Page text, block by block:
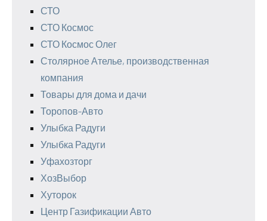
СТО
СТО Космос
СТО Космос Олег
Столярное Ателье, производственная
компания
Товары для дома и дачи
Торопов-Авто
Улыбка Радуги
Улыбка Радуги
Уфахозторг
ХозВыбор
Хуторок
Центр Газификации Авто